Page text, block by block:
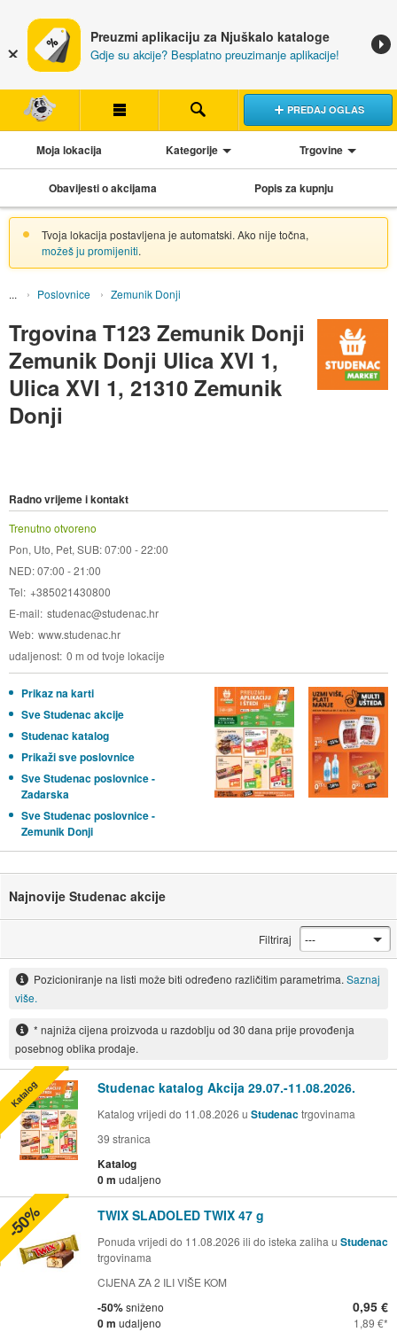
Preuzmi aplikaciju za Njuškalo kataloge
Gdje su akcije? Besplatno preuzimanje aplikacije!
PREDAJ OGLAS
Moja lokacija Kategorije Trgovine
Obavijesti o akcijama Popis za kupnju
Tvoja lokacija postavljena je automatski. Ako nije točna,
možeš ju promijeniti.
Poslovnice Zemunik Donji
Trgovina T123 Zemunik Donji
Zemunik Donji Ulica XVI 1,
Ulica XVI 1, 21310 Zemunik
Donji
Radno vrijeme i kontakt
Trenutno otvoreno
Pon, Uto, Pet, SUB: 07:00 - 22:00
NED: 07:00 - 21:00
Tel +385021430800
E-mail studenac@studenac.hr
Web www.studenac.hr
udaljenost 0 m od tvoje lokacije
Prikaz na karti
Sve Studenac akcije
Studenac katalog
Prikaži sve poslovnice
Sve Studenac poslovnice -
Zadarska
Sve Studenac poslovnice -
Zemunik Donji
Najnovije Studenac akcije
Filtriraj
Pozicioniranje na listi može biti određeno različitim parametrima. Saznaj
više.
* najniža cijena proizvoda u razdoblju od 30 dana prije provođenja
posebnog oblika prodaje.
Studenac katalog Akcija 29.07.-11.08.2026.
Katalog vrijedi do 11.08.2026 u Studenactrgovinama
39 stranica
Katalog
0 m udaljeno
Katalog
TWIX SLADOLED TWIX 47 g
Ponuda vrijedi do 11.08.2026 ili do isteka zaliha u Studenac
trgovinama
CIJENA ZA 2 ILI VIŠE KOM
-50%sniženo
0 m udaljeno
0,95 €
1,89 €
-50%